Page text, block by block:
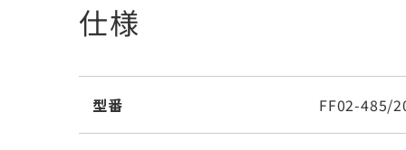
仕様
型番 FF02-485/